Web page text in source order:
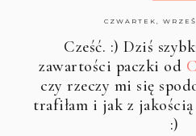
CZWARTEK,
Cześć. :) Dziś
zawartości paczki od
czy rzeczy mi się
trafiłam i jak z
:)